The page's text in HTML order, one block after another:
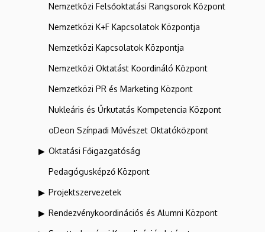
Nemzetközi Felsőoktatási Rangsorok Központ
Nemzetközi K+F Kapcsolatok Központja
Nemzetközi Kapcsolatok Központja
Nemzetközi Oktatást Koordináló Központ
Nemzetközi PR és Marketing Központ
Nukleáris és Űrkutatás Kompetencia Központ
oDeon Színpadi Művészet Oktatóközpont
Oktatási Főigazgatóság
Pedagógusképző Központ
Projektszervezetek
Rendezvénykoordinációs és Alumni Központ